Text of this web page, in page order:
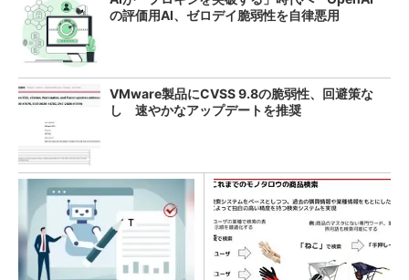
の評価用AI、ゼロデイ脆弱性を自律悪用
VMware製品にCVSS 9.8の脆弱性、回避策な
し 速やかなアップデートを推奨